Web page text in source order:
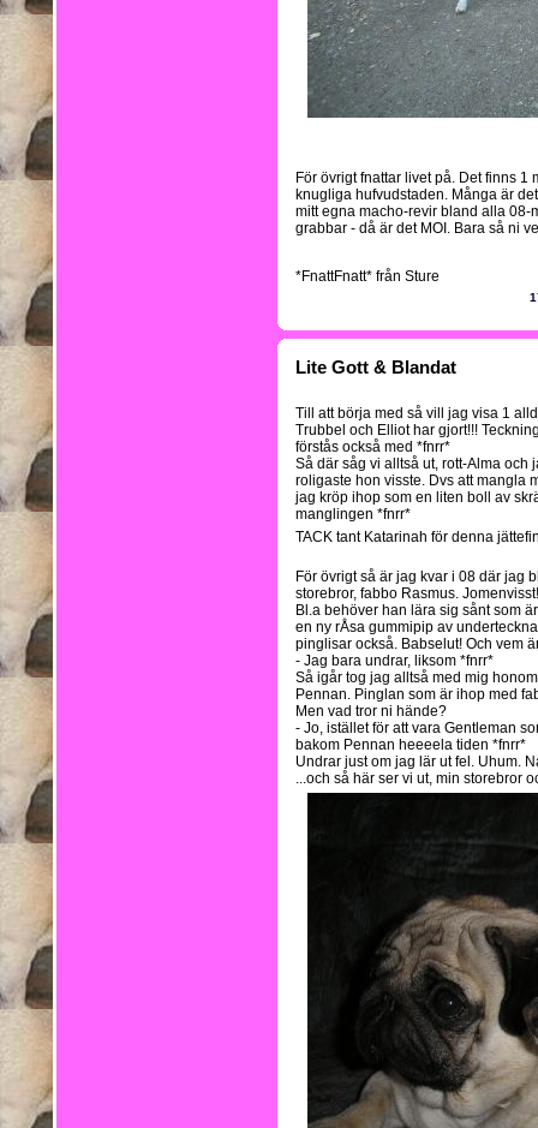
För övrigt fnattar livet på. Det finns
knugliga hufvudstaden. Många är
mitt egna macho-revir bland alla 08-
grabbar - då är det MOI. Bara så ni
*FnattFnatt* från Sture
Lite Gott & Blandat
Till att börja med så vill jag visa 1
Trubbel och Elliot har gjort!!!
förstås också med *fnrr*
Så där såg vi alltså ut, rott-Alma och
roligaste hon visste. Dvs att mangla
jag kröp ihop som en liten boll av
manglingen *fnrr*
TACK tant Katarinah för denna
För övrigt så är jag kvar i 08 där jag
storebror, fabbo Rasmus. Jomenvisst!
Bl.a behöver han lära sig sånt som
en ny rÅsa gummipip av
pinglisar också. Babselut! Och vem
- Jag bara undrar, liksom *fnrr*
Så igår tog jag alltså med mig
Pennan. Pinglan som är ihop med
Men vad tror ni hände?
- Jo, istället för att vara Gentleman
bakom Pennan heeeela tiden *fnrr*
Undrar just om jag lär ut fel. Uhum.
...och så här ser vi ut, min storebror